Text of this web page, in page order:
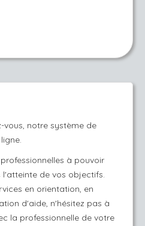
vous, notre système de
à pouvoir
de vos objectifs.
en orientation, en
d'aide, n'hésitez pas à
la professionnelle de votre